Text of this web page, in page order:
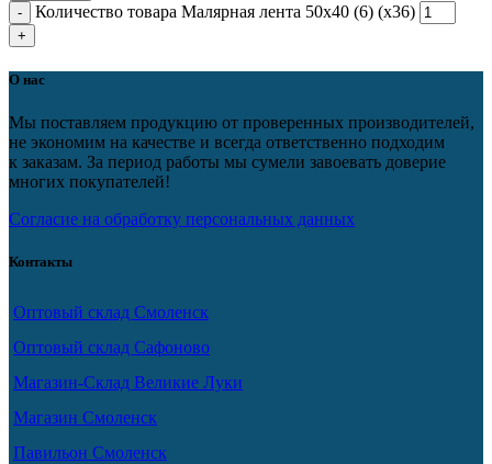
Количество товара Малярная лента 50х40 (6) (х36)
О нас
Мы поставляем продукцию от проверенных производителей,
не экономим на качестве и всегда ответственно подходим
к заказам. За период работы мы сумели завоевать доверие
многих покупателей!
Согласие на обработку персональных данных
Контакты
Оптовый склад Смоленск
Оптовый склад Сафоново
Магазин-Склад Великие Луки
Магазин Смоленск
Павильон Смоленск